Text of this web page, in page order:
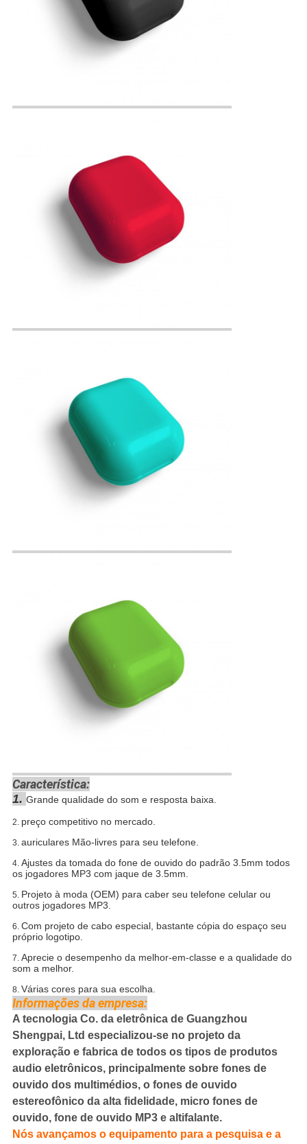
Característica:
1. Grande qualidade do som e resposta baixa.
2. preço competitivo no mercado.
3. auriculares Mão-livres para seu telefone.
4. Ajustes da tomada do fone de ouvido do padrão 3.5mm todos
os jogadores MP3 com jaque de 3.5mm.
5. Projeto à moda (OEM) para caber seu telefone celular ou
outros jogadores MP3.
6. Com projeto de cabo especial, bastante cópia do espaço seu
próprio logotipo.
7. Aprecie o desempenho da melhor-em-classe e a qualidade do
som a melhor.
8. Várias cores para sua escolha.
Informações da empresa:
A tecnologia Co. da eletrônica de Guangzhou
Shengpai, Ltd especializou-se no projeto da
exploração e fabrica de todos os tipos de produtos
audio eletrônicos, principalmente sobre fones de
ouvido dos multimédios, o fones de ouvido
estereofônico da alta fidelidade, micro fones de
ouvido, fone de ouvido MP3 e altifalante.
Nós avançamos o equipamento para a pesquisa e a